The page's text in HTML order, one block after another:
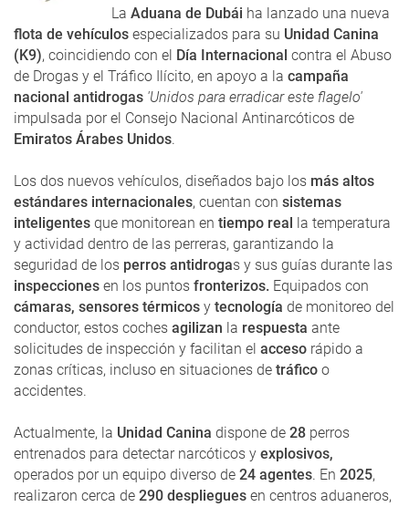
La Aduana de Dubái ha lanzado una nueva
flota de vehículos especializados para su Unidad Canina
(K9), coincidiendo con el Día Internacional contra el Abuso
de Drogas y el Tráfico Ilícito, en apoyo a la campaña
nacional antidrogas 'Unidos para erradicar este flagelo'
impulsada por el Consejo Nacional Antinarcóticos de
Emiratos Árabes Unidos.
Los dos nuevos vehículos, diseñados bajo los más altos
estándares internacionales, cuentan con sistemas
inteligentes que monitorean en tiempo real
la temperatura
y actividad dentro de las perreras, garantizando la
seguridad de los perros antidrogas y sus guías durante las
inspecciones en los puntos fronterizos. Equipados con
cámaras, sensores térmicos y tecnología de monitoreo del
conductor, estos coches agilizan la respuesta ante
solicitudes de inspección y facilitan el acceso rápido a
zonas críticas, incluso en situaciones de tráfico o
accidentes.
Actualmente, la Unidad Canina dispone de 28 perros
entrenados para detectar narcóticos y explosivos,
operados por un equipo diverso de 24 agentes. En 2025,
realizaron cerca de 290 despliegues en centros aduaneros,